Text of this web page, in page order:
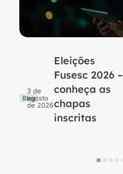
Blog
3 de
agosto
de 2026
Eleições
Fusesc 2026 –
conheça as
chapas
inscritas